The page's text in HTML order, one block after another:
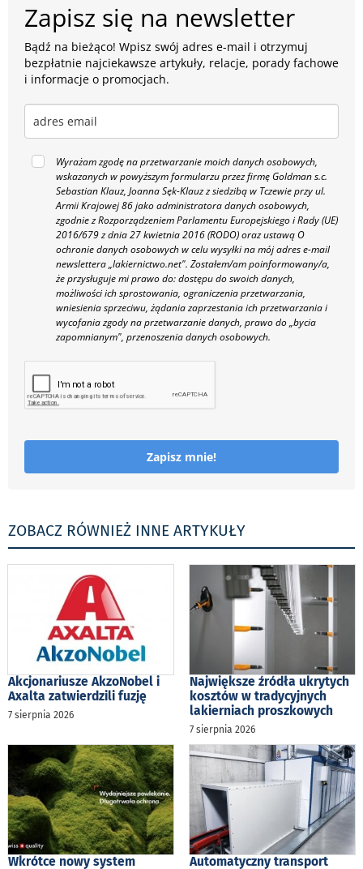
Zapisz się na newsletter
Bądź na bieżąco! Wpisz swój adres e-mail i otrzymuj
bezpłatnie najciekawsze artykuły, relacje, porady fachowe
i informacje o promocjach.
Wyrażam zgodę na przetwarzanie moich danych osobowych,
wskazanych w powyższym formularzu przez firmę Goldman s.c.
Sebastian Klauz, Joanna Sęk-Klauz z siedzibą w Tczewie przy ul.
Armii Krajowej 86 jako administratora danych osobowych,
zgodnie z Rozporządzeniem Parlamentu Europejskiego i Rady (UE)
2016/679 z dnia 27 kwietnia 2016 (RODO) oraz ustawą O
ochronie danych osobowych w celu wysyłki na mój adres e-mail
newslettera „lakiernictwo.net". Zostałem/am poinformowany/a,
że przysługuje mi prawo do: dostępu do swoich danych,
możliwości ich sprostowania, ograniczenia przetwarzania,
wniesienia sprzeciwu, żądania zaprzestania ich przetwarzania i
wycofania zgody na przetwarzanie danych, prawo do „bycia
zapomnianym", przenoszenia danych osobowych.
Zapisz mnie!
ZOBACZ RÓWNIEŻ INNE ARTYKUŁY
Akcjonariusze AkzoNobel i
Axalta zatwierdzili fuzję
7 sierpnia 2026
Największe źródła ukrytych
kosztów w tradycyjnych
lakierniach proszkowych
7 sierpnia 2026
Wkrótce nowy system
Automatyczny transport